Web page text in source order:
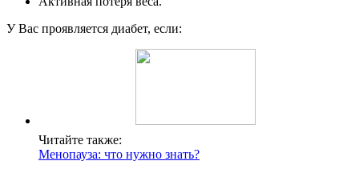
У Вас проявляется диабет, если:
Читайте также:
Менопауза: что нужно знать?